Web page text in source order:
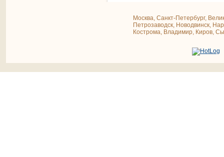
Москва, Санкт-Петербург,
Петрозаводск, Новодвинск,
Кострома, Владимир, Киров,